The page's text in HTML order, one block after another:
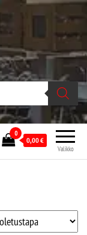
on vaihtoehtomusaan
verkko- sekä
Helsingissä Kallion
Valikko
0
0,00€